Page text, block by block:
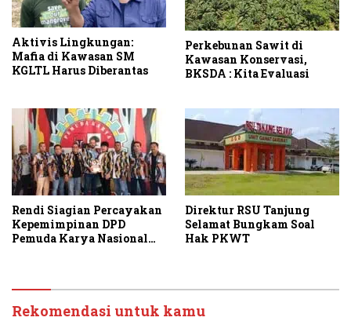
Aktivis Lingkungan:
Mafia di Kawasan SM
KGLTL Harus Diberantas
Perkebunan Sawit di
Kawasan Konservasi,
BKSDA : Kita Evaluasi
Rendi Siagian Percayakan
Kepemimpinan DPD
Pemuda Karya Nasional
Direktur RSU Tanjung
Selamat Bungkam Soal
Hak PKWT
Rekomendasi untuk kamu